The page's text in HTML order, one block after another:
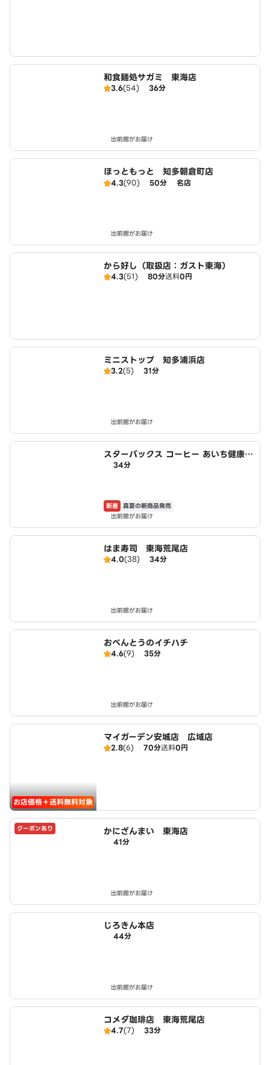
和食麺処サガミ 東海店
3.6(54) 36分
出前館がお届け
ほっともっと 知多朝倉町店
4.3(90) 50分 名店
出前館がお届け
から好し（取扱店：ガスト東海）
4.3(51) 80分送料0円
ミニストップ 知多浦浜店
3.2(5) 31分
出前館がお届け
スターバックス コーヒー あいち健康の
森公園Harappa店
34分
新着 真夏の新商品発売
出前館がお届け
はま寿司 東海荒尾店
4.0(38) 34分
出前館がお届け
おべんとうのイチハチ
4.6(9) 35分
出前館がお届け
お店価格＋送料無料対象
マイガーデン安城店 広域店
2.8(6) 70分送料0円
クーポンあり かにざんまい 東海店
41分
出前館がお届け
じろきん本店
44分
出前館がお届け
コメダ珈琲店 東海荒尾店
4.7(7) 33分